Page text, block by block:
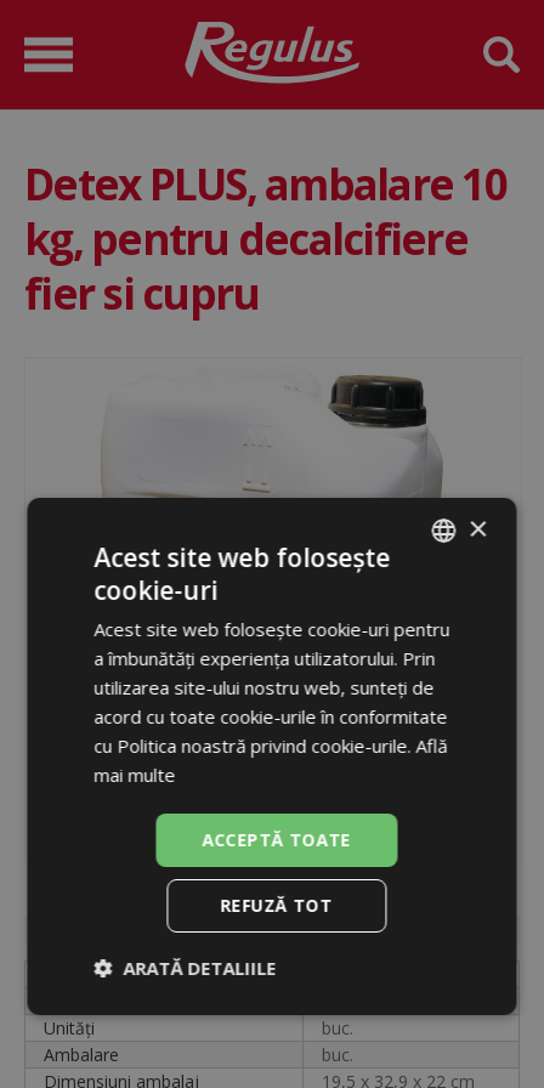
Detex PLUS, ambalare 10
kg, pentru decalcifiere
fier si cupru
18180
indisponibil
Etichetă
Unități
buc.
Ambalare
buc.
Dimensiuni ambalaj
19,5 x 32,9 x 22 cm
ENGLISH
×
Acest site web folosește
cookie-uri
Acest site web folosește cookie-uri pentru
a îmbunătăți experiența utilizatorului. Prin
utilizarea site-ului nostru web, sunteți de
acord cu toate cookie-urile în conformitate
cu Politica noastră privind cookie-urile. Află
mai multe
ACCEPTĂ TOATE
REFUZĂ TOT
ARATĂ DETALIILE
Strict
necesare
De
performanță
De
targetare